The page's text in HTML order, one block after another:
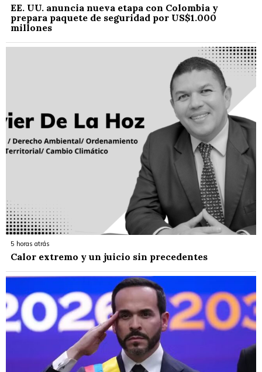
EE. UU. anuncia nueva etapa con Colombia y
prepara paquete de seguridad por US$1.000
millones
5 horas atrás
Calor extremo y un juicio sin precedentes